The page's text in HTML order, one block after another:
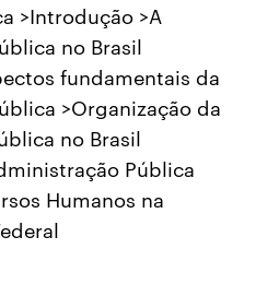
>Introdução >A
no Brasil
fundamentais da
>Organização da
no Brasil
Pública
Humanos na